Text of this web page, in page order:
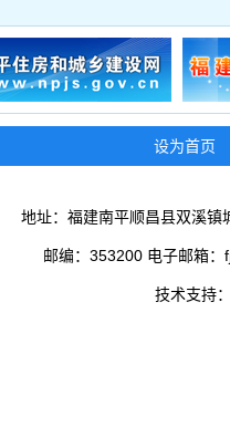
设为首页
地址：福建南平顺昌县双溪
邮编：353200 电子邮箱
技术支持